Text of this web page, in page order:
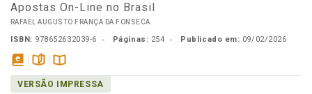
Apostas On-Line no Brasil
RAFAEL AUGUSTO FRANÇA DA FONSECA
ISBN: 978652632039-6 Páginas: 254 Publicado em: 09/02/2026
disponível
em
páginasDisponível
na
VERSÃO IMPRESSA